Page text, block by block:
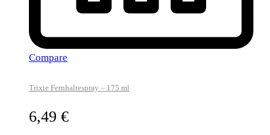
Compare
Trixie Fernhaltespray – 175 ml
6,49 €